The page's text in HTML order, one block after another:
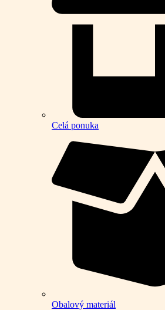
Celá ponuka
Obalový materiál